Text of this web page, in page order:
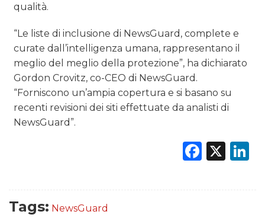
qualità.
“Le liste di inclusione di NewsGuard, complete e
curate dall’intelligenza umana, rappresentano il
meglio del meglio della protezione”, ha dichiarato
Gordon Crovitz, co-CEO di NewsGuard.
“Forniscono un’ampia copertura e si basano su
recenti revisioni dei siti effettuate da analisti di
NewsGuard”.
X
Tags: NewsGuard